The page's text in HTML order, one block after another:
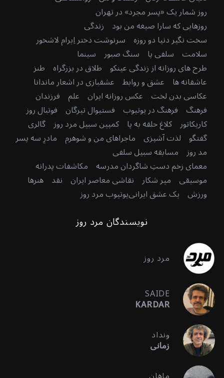
روز شمار یک «پسر مجرد» در تهران
روزهایی که سارا صیغه من بود زندگی
سخت نگیر دنیا دو روزه سرنوشت دختر اِبرام لاشخور
سلامت سلفی پا سنگ صبور سینما
طرح های روزانه از زندگی عینکو طلاق در بزرگراه طنز
عاشقانه ها عشق و روابط عشقبازی در اشعار ماندانا
عکاسی بدن لخت عکس روزانه ایران علم فرزندان
فرهنگ فرهنگ در یوتیوب فستیوال تیرگان فوتبال روز
کاریکاتور کلاغ حلقه به پا کمپین سبیل مرد روز گالری
گفتگو لذت آشپزی ماجراهای من و شوهرم مادرِ سه پسر
مد روز مسابقه سبیل سلفی
معمای زخم دستِ شاگردان مدرسه مکاشفات پدرانه
موسیقی میر شکار نقاشی معاصر ایران نقد هنرها
ورزش یک عشق ایرانییوتیوب مرد روز
نویسندگان مرد روز
مرد روز
SAIDE
KARDAR
ونداد
زمانی